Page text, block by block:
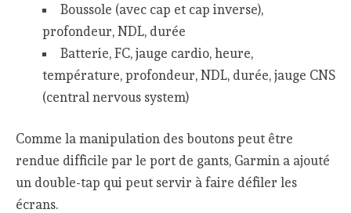
Boussole (avec cap et cap inverse),
profondeur, NDL, durée
Batterie, FC, jauge cardio, heure,
température, profondeur, NDL, durée, jauge CNS
(central nervous system)
Comme la manipulation des boutons peut être
rendue difficile par le port de gants, Garmin a ajouté
un double-tap qui peut servir à faire défiler les
écrans.